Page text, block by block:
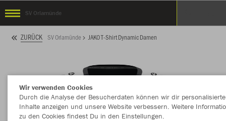
SV Orlamünde
ZURÜCK SV Orlamünde JAKO T-Shirt Dynamic Damen
Wir verwenden Cookies
Durch die Analyse der Besucherdaten können wir dir personalisierte
Inhalte anzeigen und unsere Website verbessern. Weitere
zu den Cookies findest Du in den Einstellungen.